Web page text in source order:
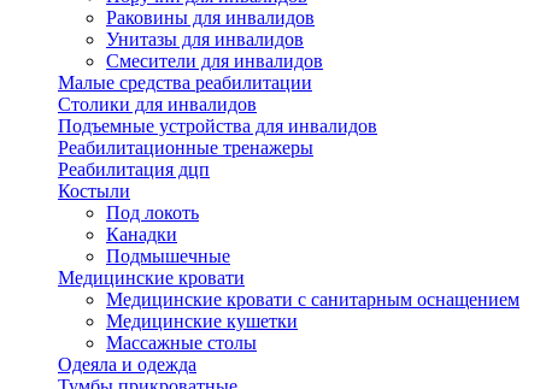
Раковины для инвалидов
Унитазы для инвалидов
Смесители для инвалидов
Малые средства реабилитации
Столики для инвалидов
Подъемные устройства для инвалидов
Реабилитационные тренажеры
Реабилитация дцп
Костыли
Под локоть
Канадки
Подмышечные
Медицинские кровати
Медицинские кровати с санитарным оснащением
Медицинские кушетки
Массажные столы
Одеяла и одежда